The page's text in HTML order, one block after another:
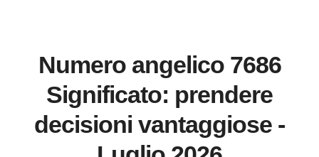
Numero angelico 7686
Significato: prendere
decisioni vantaggiose -